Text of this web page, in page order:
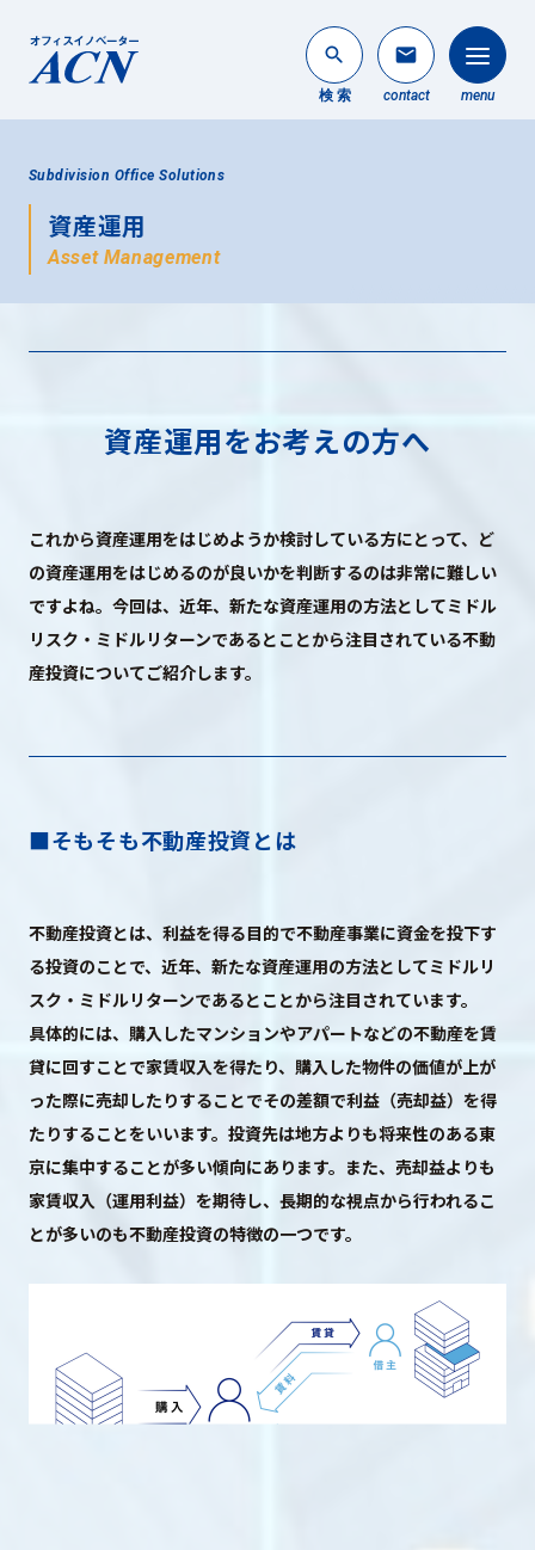
search
検 索
mail
contact menu
法人のお客様
個人のお客様
Sustainability
サステナビリティ
採用情報
group 商談中のお客様
公式SNS
プライバシーポリシー
© ACN Inc.
Subdivision Office Solutions
資産運用
Asset Management
資産運用をお考えの方へ
これから資産運用をはじめようか検討している方にとって、ど
の資産運用をはじめるのが良いかを判断するのは非常に難しい
ですよね。今回は、近年、新たな資産運用の方法としてミドル
リスク・ミドルリターンであるとことから注目されている不動
産投資についてご紹介します。
■そもそも不動産投資とは
不動産投資とは、利益を得る目的で不動産事業に資金を投下す
る投資のことで、近年、新たな資産運用の方法としてミドルリ
スク・ミドルリターンであるとことから注目されています。
具体的には、購入したマンションやアパートなどの不動産を賃
貸に回すことで家賃収入を得たり、購入した物件の価値が上が
った際に売却したりすることでその差額で利益（売却益）を得
たりすることをいいます。投資先は地方よりも将来性のある東
京に集中することが多い傾向にあります。また、売却益よりも
家賃収入（運用利益）を期待し、長期的な視点から行われるこ
とが多いのも不動産投資の特徴の一つです。